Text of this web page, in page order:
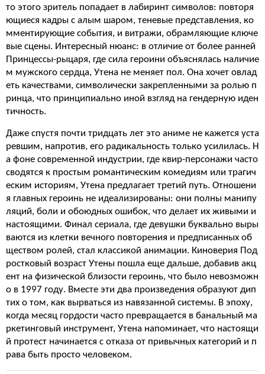
то этого зритель попадает в лабиринт символов: повторя
ющиеся кадры с алым шаром, теневые представления, ко
мментирующие события, и витражи, обрамляющие ключе
вые сцены. Интересный нюанс: в отличие от более ранней
Принцессы-рыцаря, где сила героини объяснялась наличие
м мужского сердца, Утена не меняет пол. Она хочет овлад
еть качествами, символически закрепленными за ролью п
ринца, что принципиально иной взгляд на гендерную иден
тичность.
Даже спустя почти тридцать лет это аниме не кажется уста
ревшим, напротив, его радикальность только усилилась. Н
а фоне современной индустрии, где квир-персонажи часто
сводятся к простым романтическим комедиям или трагич
еским историям, Утена предлагает третий путь. Отношени
я главных героинь не идеализированы: они полны манипу
ляций, боли и обоюдных ошибок, что делает их живыми и
настоящими. Финал сериала, где девушки буквально выры
ваются из клетки вечного повторения и предписанных об
ществом ролей, стал классикой анимации. Киноверия Под
ростковый возраст Утены пошла еще дальше, добавив акц
ент на физической близости героинь, что было невозможн
о в 1997 году. Вместе эти два произведения образуют дип
тих о том, как вырваться из навязанной системы. В эпоху,
когда месяц гордости часто превращается в банальный ма
ркетинговый инструмент, Утена напоминает, что настоящи
й протест начинается с отказа от привычных категорий и п
рава быть просто человеком.